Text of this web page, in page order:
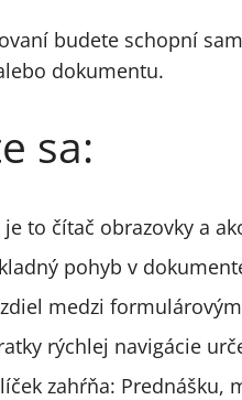
budete schopní
dokumentu.
sa:
je to čítač obrazovky a
pohyb v
medzi
rýchlej navigácie
zahŕňa: Prednášku,